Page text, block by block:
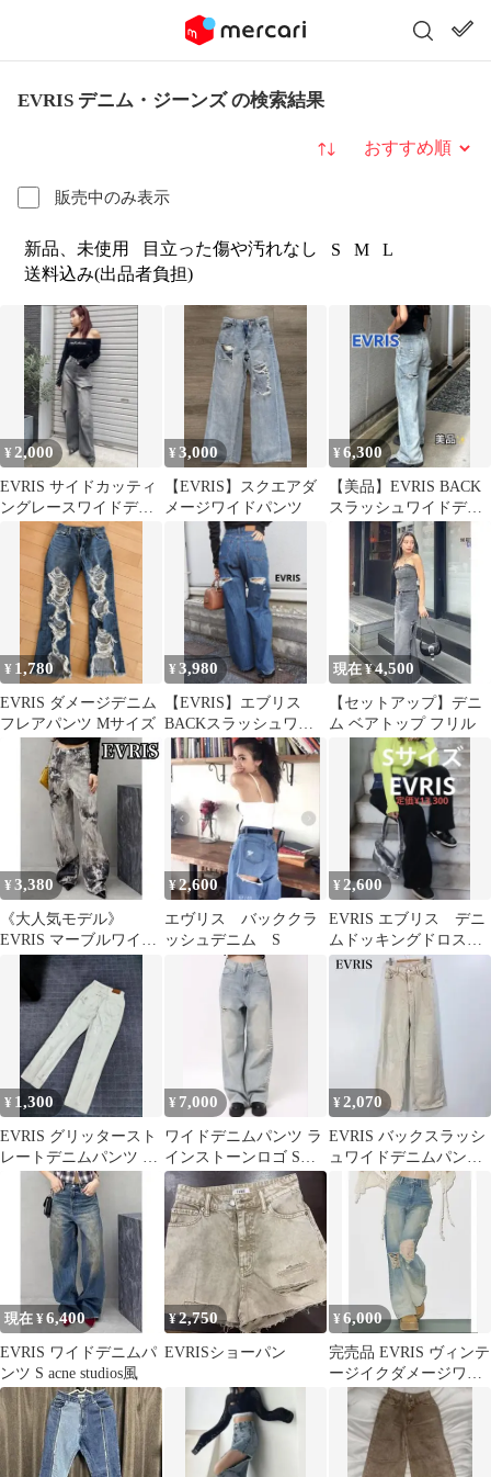
EVRIS デニム・ジーンズ の検索結果
販売中のみ表示
並び替え
新品、未使用 目立った傷や汚れなし S M
L
送料込み(出品者負担)
¥ 2,000
EVRIS サイドカッティ
ングレースワイドデニ
ム ブルー
¥3,000
【EVRIS】スクエアダ
メージワイドパンツ
¥6,300
【美品】EVRIS BACK
スラッシュワイドデニ
ムパンツ アイスブル
¥ 1,780
EVRIS ダメージデニム
フレアパンツ Mサイズ
¥3,980
【EVRIS】エブリス
BACKスラッシュワイ
ドデニムパンツ M
現在 ¥4,500
【セットアップ】デニ
ム ベアトップ フリル
¥ 3,380
《大人気モデル》
EVRIS マーブルワイド
デニムパンツ Mサイズ
¥2,600
エヴリス バッククラ
ッシュデニム S
¥2,600
EVRIS エブリス デニ
ムドッキングドロスト
パンツ 新品未使用
¥ 1,300
EVRIS グリッタースト
レートデニムパンツ ホ
ワイトデニム
¥ 7,000
ワイドデニムパンツ ラ
インストーンロゴ Sサ
イズ
¥2,070
EVRIS バックスラッシ
ュワイドデニムパンツ
サンドベージュ ダメー
ジ加工 M
現在 ¥6,400
EVRIS ワイドデニムパ
ンツ S acne studios風
¥2,750
EVRISショーパン
¥6,000
完売品 EVRIS ヴィンテ
ージイクダメージワイ
ドデニムパンツインデ
ィゴブルー